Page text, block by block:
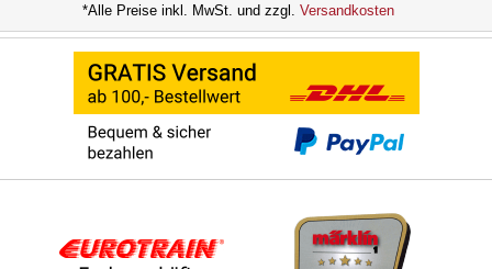
*Alle Preise inkl. MwSt. und zzgl. Versandkosten